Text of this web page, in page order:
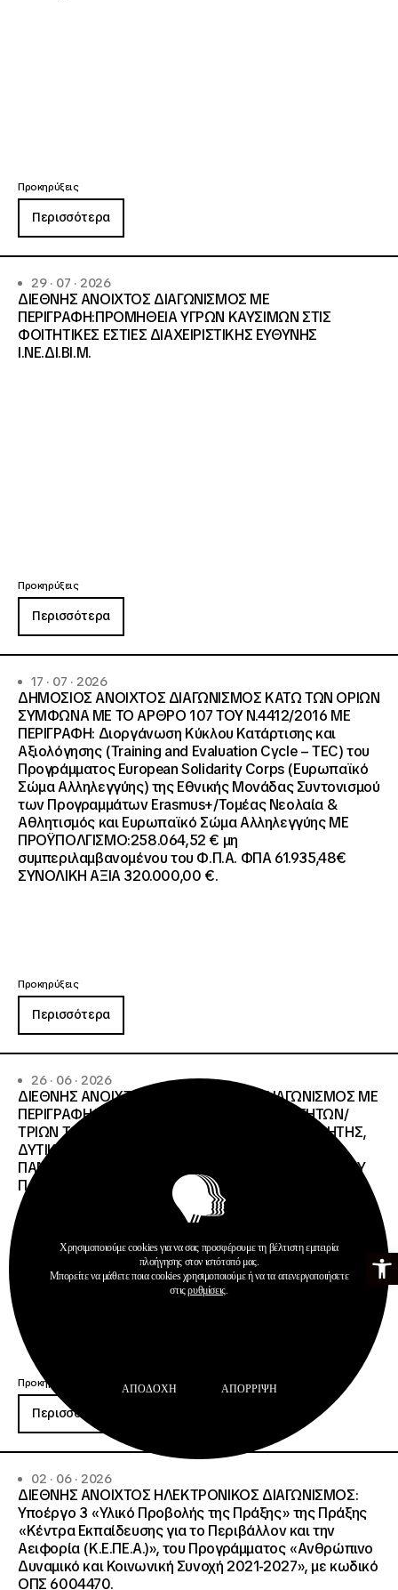
Ανοίξτε
Προκηρύξεις
Περισσότερα
29 · 07 · 2026
ΔΙΕΘΝΗΣ ΑΝΟΙΧΤΟΣ ΔΙΑΓΩΝΙΣΜΟΣ ΜΕ
ΠΕΡΙΓΡΑΦΗ:ΠΡΟΜΗΘΕΙΑ ΥΓΡΩΝ ΚΑΥΣΙΜΩΝ ΣΤΙΣ
ΦΟΙΤΗΤΙΚΕΣ ΕΣΤΙΕΣ ΔΙΑΧΕΙΡΙΣΤΙΚΗΣ ΕΥΘΥΝΗΣ
Ι.ΝΕ.ΔΙ.ΒΙ.Μ.
Προκηρύξεις
Περισσότερα
17 · 07 · 2026
ΔΗΜΟΣΙΟΣ ΑΝΟΙΧΤΟΣ ΔΙΑΓΩΝΙΣΜΟΣ ΚΑΤΩ ΤΩΝ ΟΡΙΩΝ
ΣΥΜΦΩΝΑ ΜΕ ΤΟ ΑΡΘΡΟ 107 ΤΟΥ Ν.4412/2016 ΜΕ
ΠΕΡΙΓΡΑΦΗ: Διοργάνωση Κύκλου Κατάρτισης και
Αξιολόγησης (Training and Evaluation Cycle – TEC) του
Προγράμματος European Solidarity Corps (Ευρωπαϊκό
Σώμα Αλληλεγγύης) της Εθνικής Μονάδας Συντονισμού
των Προγραμμάτων Erasmus+/Τομέας Νεολαία &
Αθλητισμός και Ευρωπαϊκό Σώμα Αλληλεγγύης ΜΕ
ΠΡΟΫΠΟΛΓΙΣΜΟ:258.064,52 € μη
συμπεριλαμβανομένου του Φ.Π.Α. ΦΠΑ 61.935,48€
ΣΥΝΟΛΙΚΗ ΑΞΙΑ 320.000,00 €.
Προκηρύξεις
Περισσότερα
26 · 06 · 2026
ΔΙΕΘΝΗΣ ΑΝΟΙΧΤΟΣ ΗΛΕΚΤΡΟΝΙΚΟΣ ΔΙΑΓΩΝΙΣΜΟΣ ΜΕ
ΠΕΡΙΓΡΑΦΗ:ΥΠΗΡΕΣΙΕΣ ΣΤΕΓΑΣΗΣ ΤΩΝ ΦΟΙΤΗΤΩΝ/
ΤΡΙΩΝ ΤΩΝ ΠΑΝΕΠΙΣΤΗΜΙΑΚΩΝ ΙΔΡΥΜΑΤΩΝ KΡΗΤΗΣ,
ΔΥΤΙΚΗΣ ΜΑΚΕΔΟΝΙΑΣ, ΔΗΜΟΚΡΙΤΕΙΟΥ
ΠΑΝΕΠΙΣΤΗΜΙΟΥ ΘΡΑΚΗΣ, ΕΛΛΗΝΙΚΟΥ ΜΕΣΟΓΕΙΑΚΟΥ
ΠΑΝΕΠΙΣΤΗΜΙΟΥ, ΠΑΤΡΩΝ
Προκηρύξεις
Περισσότερα
02 · 06 · 2026
ΔΙΕΘΝΗΣ ΑΝΟΙΧΤΟΣ ΗΛΕΚΤΡΟΝΙΚΟΣ ΔΙΑΓΩΝΙΣΜΟΣ:
Υποέργο 3 «Υλικό Προβολής της Πράξης» της Πράξης
«Κέντρα Εκπαίδευσης για το Περιβάλλον και την
Αειφορία (Κ.Ε.ΠΕ.Α.)», του Προγράμματος «Ανθρώπινο
Δυναμικό και Κοινωνική Συνοχή 2021-2027», με κωδικό
ΟΠΣ 6004470.
Χρησιμοποιούμε cookies για να σας προσφέρουμε τη βέλτιστη εμπειρία
πλοήγησης στον ιστότοπό μας.
Μπορείτε να μάθετε ποια cookies χρησιμοποιούμε ή να τα απενεργοποιήσετε
στιςρυθμίσεις.
ΑΠΟΔΟΧΉ ΑΠΌΡΡΙΨΗ